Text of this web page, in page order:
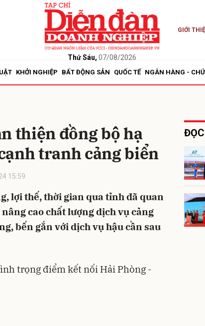
Thứ Sáu, 07/08/2026
GIỚI
KHỞI NGHIỆP BẤT ĐỘNG SẢN QUỐC TẾ NGÂN HÀNG -
thiện đồng bộ hạ
tranh cảng biển
15:59
lợi thế, thời gian qua tỉnh đã quan
cao chất lượng dịch vụ cảng
bến gắn với dịch vụ hậu cần sau
trọng điểm kết nối Hải Phòng -